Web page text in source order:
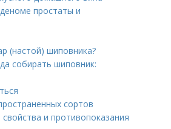
простаты и
(настой) шиповника?
собирать шиповник:
сортов
и противопоказания